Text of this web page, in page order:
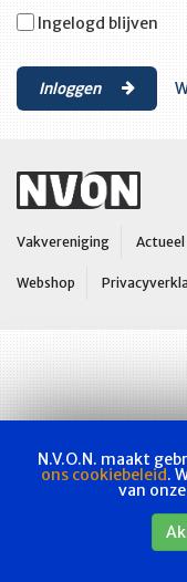
Ingelogd blijven
Inloggen
Vakvereniging Actueel
Webshop
N.V.O.N. maakt
ons cookiebeleid.
van